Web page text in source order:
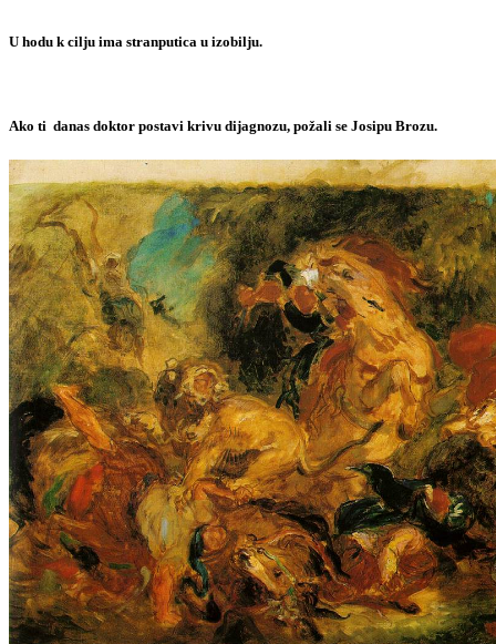
U hodu k cilju ima stranputica u izobilju.
Ako ti danas doktor postavi krivu dijagnozu, požali se Josipu Brozu.